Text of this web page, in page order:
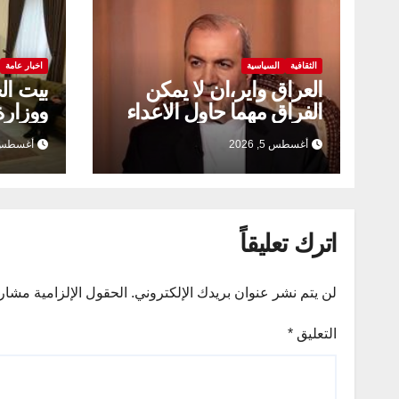
الثقافية السياسية
العراق واير،ان لا يمكن
الفراق مهما حاول الاعداء
أغسطس 5, 2026
اخبار عامة
بيت
أغسطس 5,
اترك تعليقاً
لن يتم نشر عنوان بريدك الإلكتروني. الحقول الإلزامية مشار
التعليق *